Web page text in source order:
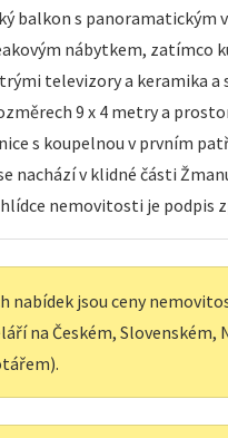
balkon s panoramatickým
nábytkem, zatímco
televizory a keramika
9 x 4 metry a
s koupelnou v prvním
nachází v klidné části
nemovitosti je podpis
nabídek jsou ceny
na Českém, Slovenském,